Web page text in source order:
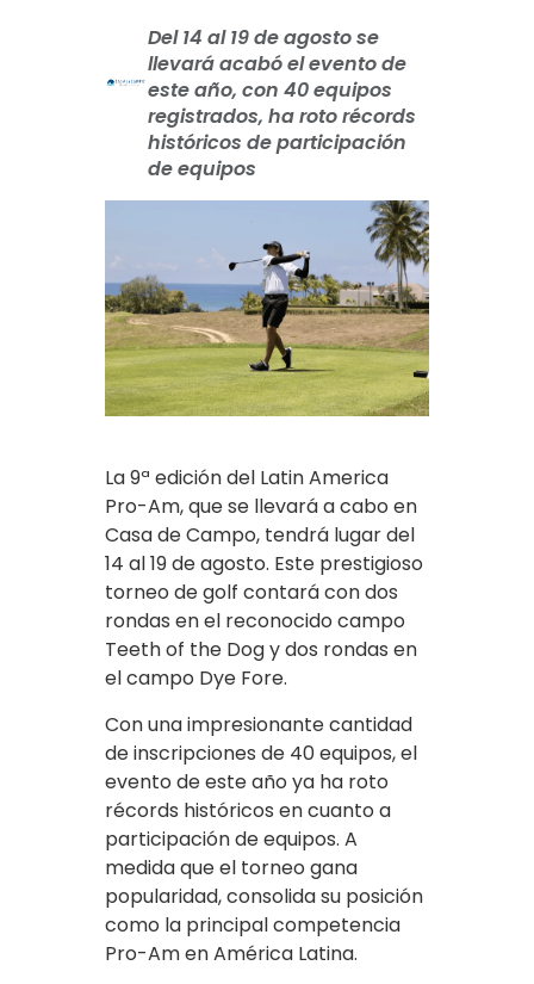
Del 14 al 19 de agosto se
llevará acabó el evento de
este año, con 40 equipos
registrados, ha roto récords
históricos de participación
de equipos
La 9ª edición del Latin America
Pro-Am, que se llevará a cabo en
Casa de Campo, tendrá lugar del
14 al 19 de agosto. Este prestigioso
torneo de golf contará con dos
rondas en el reconocido campo
Teeth of the Dog y dos rondas en
el campo Dye Fore.
Con una impresionante cantidad
de inscripciones de 40 equipos, el
evento de este año ya ha roto
récords históricos en cuanto a
participación de equipos. A
medida que el torneo gana
popularidad, consolida su posición
como la principal competencia
Pro-Am en América Latina.